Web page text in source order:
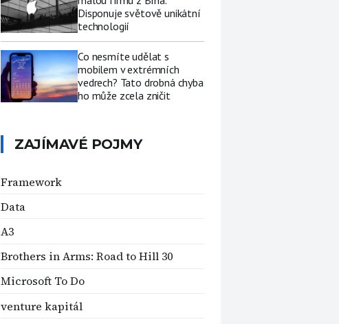
Disponuje světově unikátní
technologií
Co nesmíte udělat s
mobilem v extrémních
vedrech? Tato drobná chyba
ho může zcela zničit
ZAJÍMAVÉ POJMY
Framework
Data
A3
Brothers in Arms: Road to Hill 30
Microsoft To Do
venture kapitál